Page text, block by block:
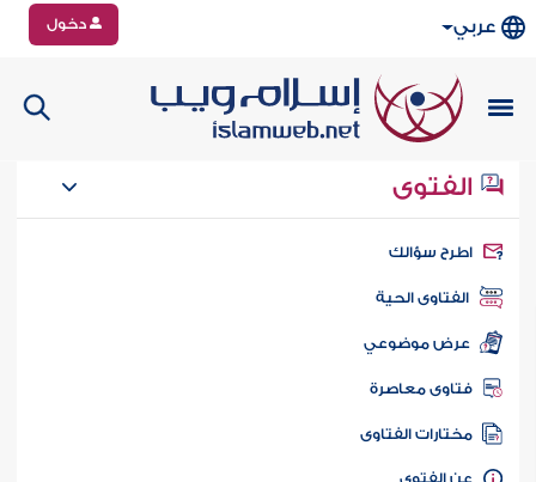
عربي دخول
الفتوى
سؤالك
الفتاوى الحية
عرض موضوعي
فتاوى معاصرة